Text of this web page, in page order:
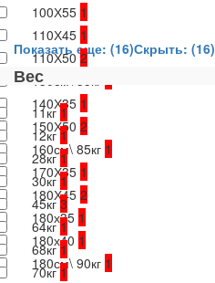
100Х55 1
110Х45 1
110Х502
130см\ 35кг 1
140Х35 1
150Х50 2
160см\ 85кг 1
170Х35 1
180Х45 2
180х35 1
180х40 1
180см\ 90кг 1
Показать еще: (16)Скрыть: (16)
Вес
11кг1
12кг1
28кг1
30кг1
45кг3
64кг1
68кг1
70кг1